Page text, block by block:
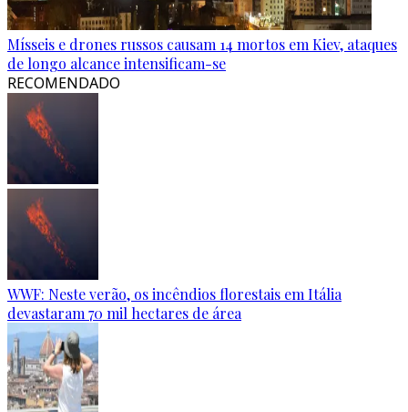
Mísseis e drones russos causam 14 mortos em Kiev, ataques
de longo alcance intensificam-se
RECOMENDADO
WWF: Neste verão, os incêndios florestais em Itália
devastaram 70 mil hectares de área